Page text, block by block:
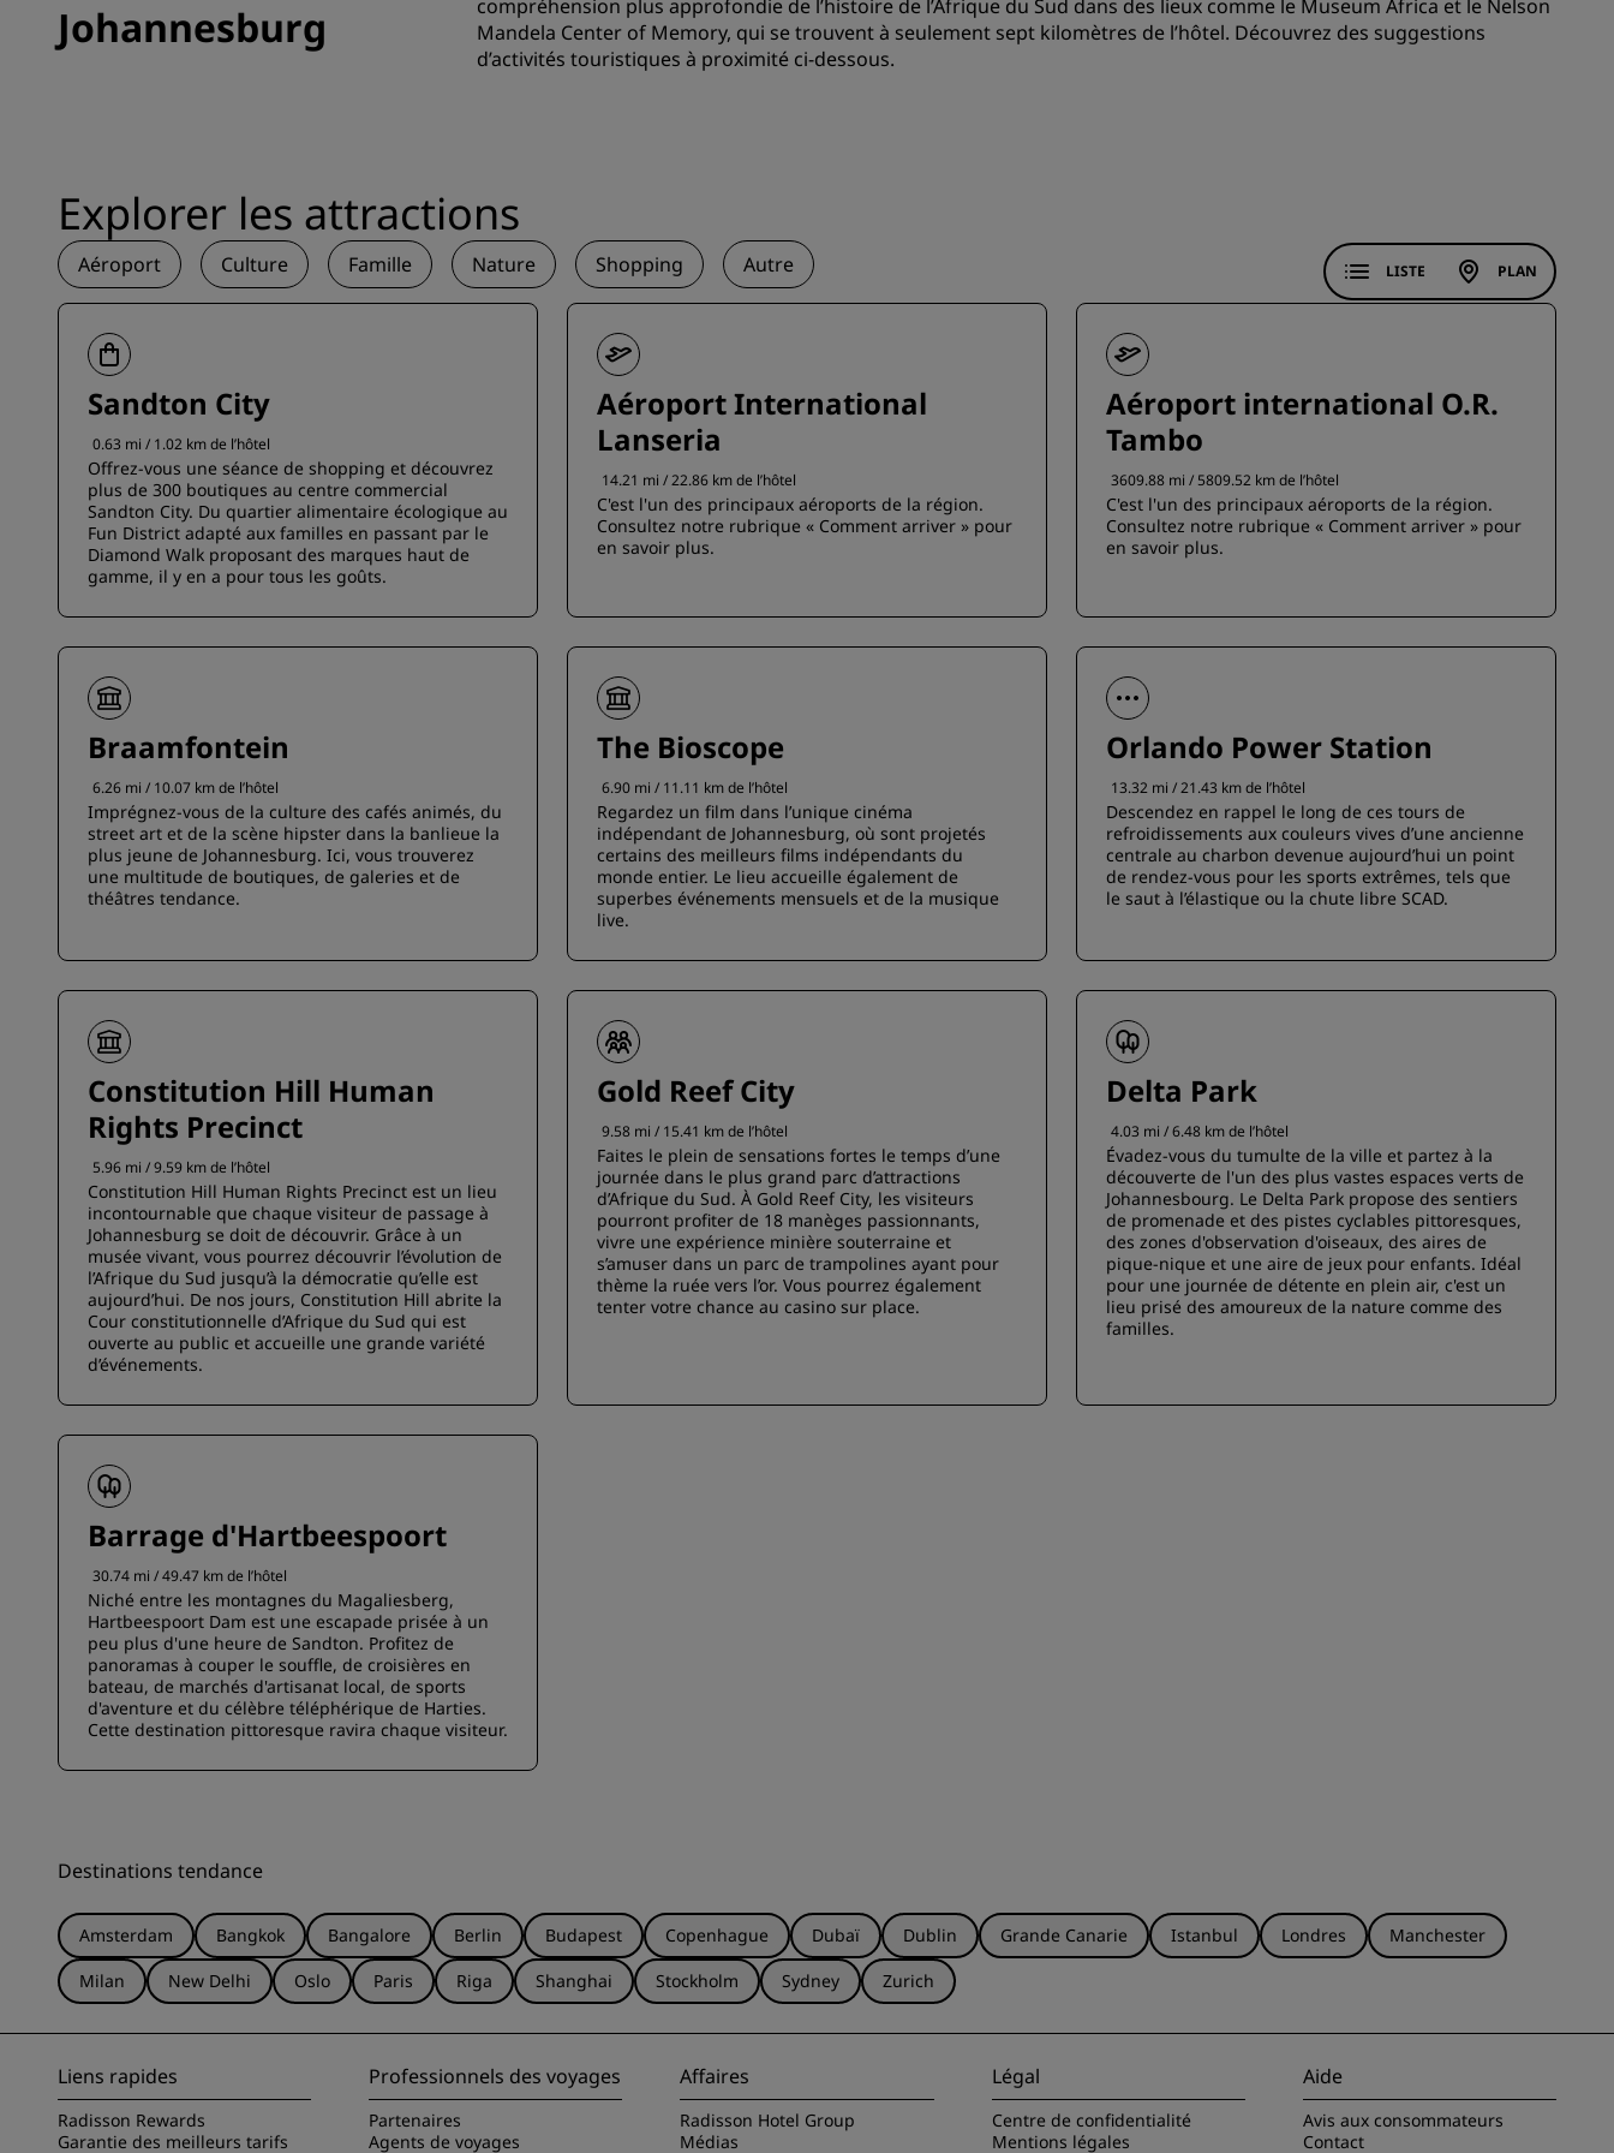
ADHÉRER
Johannesburg
compréhension plus approfondie de l’histoire de l’Afrique du Sud dans des lieux comme le Museum Africa et le Nelson
Mandela Center of Memory, qui se trouvent à seulement sept kilomètres de l’hôtel. Découvrez des suggestions
d’activités touristiques à proximité ci-dessous.
Explorer les attractions
Aéroport Culture Famille Nature Shopping Autre LISTE PLAN
Sandton City
0.63 mi / 1.02 km de l’hôtel
Offrez-vous une séance de shopping et découvrez
plus de 300 boutiques au centre commercial
Sandton City. Du quartier alimentaire écologique au
Fun District adapté aux familles en passant par le
Diamond Walk proposant des marques haut de
gamme, il y en a pour tous les goûts.
Aéroport International
Lanseria
14.21 mi / 22.86 km de l’hôtel
C'est l'un des principaux aéroports de la région.
Consultez notre rubrique « Comment arriver » pour
en savoir plus.
Aéroport international O.R.
Tambo
3609.88 mi / 5809.52 km de l’hôtel
C'est l'un des principaux aéroports de la région.
Consultez notre rubrique « Comment arriver » pour
en savoir plus.
Braamfontein
6.26 mi / 10.07 km de l’hôtel
Imprégnez-vous de la culture des cafés animés, du
street art et de la scène hipster dans la banlieue la
plus jeune de Johannesburg. Ici, vous trouverez
une multitude de boutiques, de galeries et de
théâtres tendance.
The Bioscope
6.90 mi / 11.11 km de l’hôtel
Regardez un film dans l’unique cinéma
indépendant de Johannesburg, où sont projetés
certains des meilleurs films indépendants du
monde entier. Le lieu accueille également de
superbes événements mensuels et de la musique
live.
Orlando Power Station
13.32 mi / 21.43 km de l’hôtel
Descendez en rappel le long de ces tours de
refroidissements aux couleurs vives d’une ancienne
centrale au charbon devenue aujourd’hui un point
de rendez-vous pour les sports extrêmes, tels que
le saut à l’élastique ou la chute libre SCAD.
Constitution Hill Human
Rights Precinct
5.96 mi / 9.59 km de l’hôtel
Constitution Hill Human Rights Precinct est un lieu
incontournable que chaque visiteur de passage à
Johannesburg se doit de découvrir. Grâce à un
musée vivant, vous pourrez découvrir l’évolution de
l’Afrique du Sud jusqu’à la démocratie qu’elle est
aujourd’hui. De nos jours, Constitution Hill abrite la
Cour constitutionnelle d’Afrique du Sud qui est
ouverte au public et accueille une grande variété
d’événements.
Gold Reef City
9.58 mi / 15.41 km de l’hôtel
Faites le plein de sensations fortes le temps d’une
journée dans le plus grand parc d’attractions
d’Afrique du Sud. À Gold Reef City, les visiteurs
pourront profiter de 18 manèges passionnants,
vivre une expérience minière souterraine et
s’amuser dans un parc de trampolines ayant pour
thème la ruée vers l’or. Vous pourrez également
tenter votre chance au casino sur place.
Delta Park
4.03 mi / 6.48 km de l’hôtel
Évadez-vous du tumulte de la ville et partez à la
découverte de l'un des plus vastes espaces verts de
Johannesbourg. Le Delta Park propose des sentiers
de promenade et des pistes cyclables pittoresques,
des zones d'observation d'oiseaux, des aires de
pique-nique et une aire de jeux pour enfants. Idéal
pour une journée de détente en plein air, c'est un
lieu prisé des amoureux de la nature comme des
familles.
Barrage d'Hartbeespoort
30.74 mi / 49.47 km de l’hôtel
Niché entre les montagnes du Magaliesberg,
Hartbeespoort Dam est une escapade prisée à un
peu plus d'une heure de Sandton. Profitez de
panoramas à couper le souffle, de croisières en
bateau, de marchés d'artisanat local, de sports
d'aventure et du célèbre téléphérique de Harties.
Cette destination pittoresque ravira chaque visiteur.
Destinations tendance
Amsterdam Bangkok Bangalore Berlin Budapest Copenhague Dubaï Dublin Grande Canarie Istanbul Londres
Manchester
Milan
New Delhi Oslo Paris Riga Shanghai Stockholm Sydney Zurich
Liens rapides
Radisson Rewards
Garantie des meilleurs tarifs
Professionnels des voyages
Partenaires
Agents de voyages
Affaires
Radisson Hotel Group
Médias
Légal
Centre de confidentialité
Mentions légales
Aide
Avis aux consommateurs
Contact